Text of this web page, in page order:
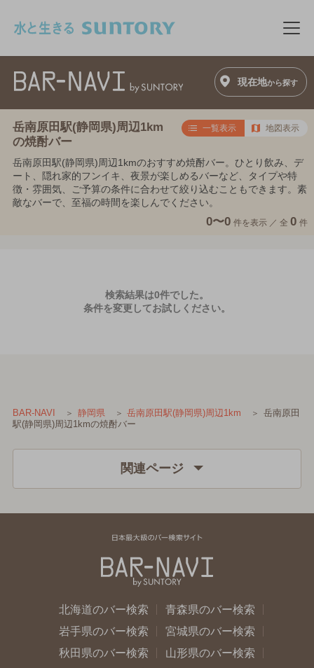
メ
現在地から探す
岳南原田駅(静岡県)周辺1km
の焼酎バー
一覧表示 地図表示
岳南原田駅(静岡県)周辺1kmのおすすめ焼酎バー。ひとり飲み、デ
ート、隠れ家的フンイキ、夜景が楽しめるバーなど、タイプや特
徴・雰囲気、ご予算の条件に合わせて絞り込むこともできます。素
敵なバーで、至福の時間を楽しんでください。
0〜0 件を表示 ／ 全 0 件
検索結果は0件でした。
条件を変更してお試しください。
BAR-NAVI 静岡県 岳南原田駅(静岡県)周辺1km
岳南原田
駅(静岡県)周辺1kmの焼酎バー
関連ページ
北海道のバー検索
青森県のバー検索
岩手県のバー検索
宮城県のバー検索
秋田県のバー検索
山形県のバー検索